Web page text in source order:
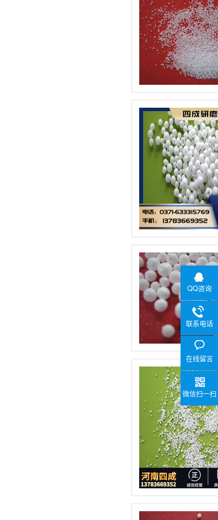
QQ咨询
联系电话
在线留言
微信扫一扫